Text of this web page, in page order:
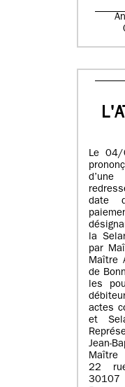
Le 04/
date
la
par
Maître
de
les
actes
et
Jean-
22